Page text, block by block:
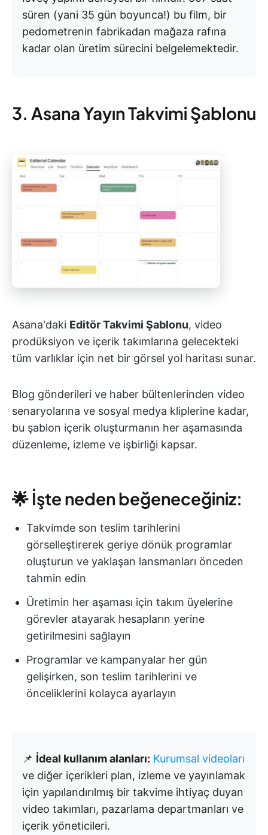
süren (yani 35 gün boyunca!) bu film, bir
pedometrenin fabrikadan mağaza rafına
kadar olan üretim sürecini belgelemektedir.
3. Asana Yayın Takvimi Şablonu
Asana'daki Editör Takvimi Şablonu, video
prodüksiyon ve içerik takımlarına gelecekteki
tüm varlıklar için net bir görsel yol haritası sunar.
Blog gönderileri ve haber bültenlerinden video
senaryolarına ve sosyal medya kliplerine kadar,
bu şablon içerik oluşturmanın her aşamasında
düzenleme, izleme ve işbirliği kapsar.
🌟 İşte neden beğeneceğiniz:
Takvimde son teslim tarihlerini
görselleştirerek geriye dönük programlar
oluşturun ve yaklaşan lansmanları önceden
tahmin edin
Üretimin her aşaması için takım üyelerine
görevler atayarak hesapların yerine
getirilmesini sağlayın
Programlar ve kampanyalar her gün
gelişirken, son teslim tarihlerini ve
önceliklerini kolayca ayarlayın
📌 İdeal kullanım alanları: Kurumsal videoları
ve diğer içerikleri plan, izleme ve yayınlamak
için yapılandırılmış bir takvime ihtiyaç duyan
video takımları, pazarlama departmanları ve
içerik yöneticileri.